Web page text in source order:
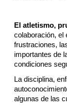
El atletismo,
colaboración, el
frustraciones,
importantes de
condiciones
La disciplina,
algunas de las